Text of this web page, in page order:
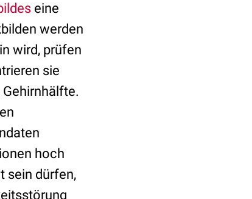
eine
werden
wird, prüfen
sie
hoch
sein dürfen,